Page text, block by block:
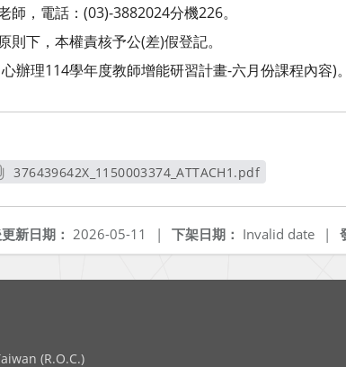
，電話：(03)-3882024分機226。
下，本權責核予公(差)假登記。
理114學年度教師增能研習計畫-六月份課程內容)。
376439642X_1150003374_ATTACH1.pdf
下架日期： Invalid date |
新日期： 2026-05-11 |
(R.O.C.)